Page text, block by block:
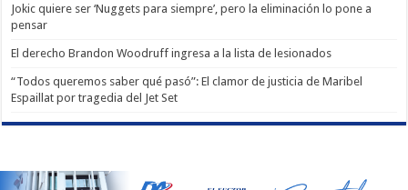
Jokic quiere ser ‘Nuggets para siempre’, pero la eliminación lo pone a
pensar
El derecho Brandon Woodruff ingresa a la lista de lesionados
“Todos queremos saber qué pasó”: El clamor de justicia de Maribel
Espaillat por tragedia del Jet Set